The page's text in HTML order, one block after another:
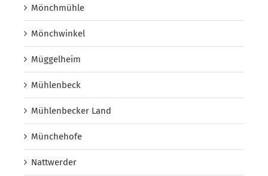
Mönchmühle
Mönchwinkel
Müggelheim
Mühlenbeck
Mühlenbecker Land
Münchehofe
Nattwerder